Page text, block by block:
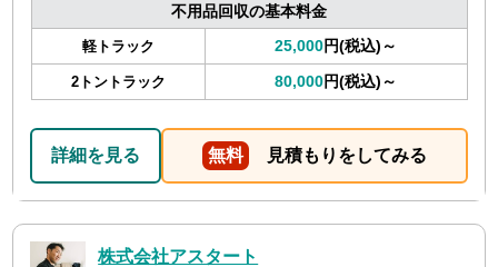
不用品回収の基本料金
軽トラック 25,000円(税込)～
2トントラック 80,000円(税込)～
詳細を見る 無料 見積もりをしてみる
株式会社アスタート